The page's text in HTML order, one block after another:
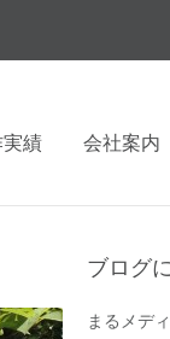
績 会社案内
ブログ
まるメデ